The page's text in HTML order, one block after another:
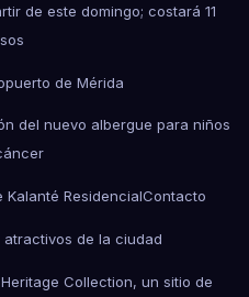
de este domingo; costará 11
de Mérida
del nuevo albergue para niños
ResidencialContacto
de la ciudad
Collection, un sitio de